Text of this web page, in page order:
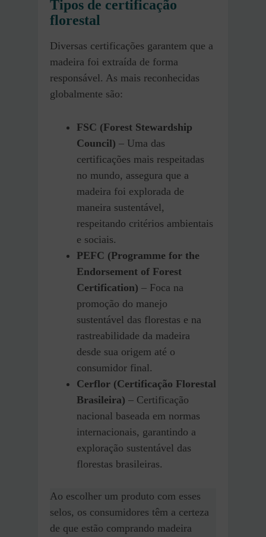
Tipos de certificação
florestal
Diversas certificações garantem que a
madeira foi extraída de forma
responsável. As mais reconhecidas
globalmente são:
FSC (Forest Stewardship
Council) – Uma das
certificações mais respeitadas
no mundo, assegura que a
madeira foi explorada de
maneira sustentável,
respeitando critérios ambientais
e sociais.
PEFC (Programme for the
Endorsement of Forest
Certification) – Foca na
promoção do manejo
sustentável das florestas e na
rastreabilidade da madeira
desde sua origem até o
consumidor final.
Cerflor (Certificação Florestal
Brasileira) – Certificação
nacional baseada em normas
internacionais, garantindo a
exploração sustentável das
florestas brasileiras.
Ao escolher um produto com esses
selos, os consumidores têm a certeza
de que estão comprando madeira